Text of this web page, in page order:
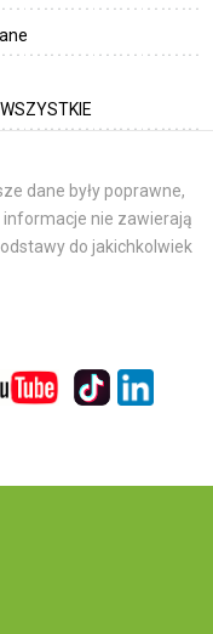
_WSZYSTKIE
dane były poprawne,
nie zawierają
do jakichkolwiek